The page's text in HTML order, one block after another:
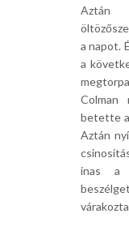
Aztán
a napot.
a
betette a
Aztán
inas a